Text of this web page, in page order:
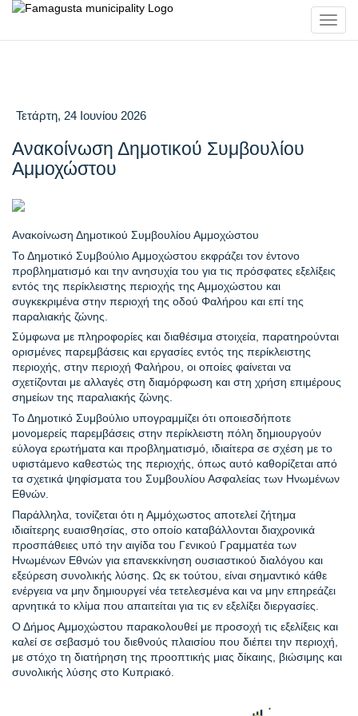
Τετάρτη, 24 Ιουνίου 2026
Ανακοίνωση Δημοτικού Συμβουλίου
Αμμοχώστου
Ανακοίνωση Δημοτικού Συμβουλίου Αμμοχώστου
Το Δημοτικό Συμβούλιο Αμμοχώστου εκφράζει τον έντονο
προβληματισμό και την ανησυχία του για τις πρόσφατες εξελίξεις
εντός της περίκλειστης περιοχής της Αμμοχώστου και
συγκεκριμένα στην περιοχή της οδού Φαλήρου και επί της
παραλιακής ζώνης.
Σύμφωνα με πληροφορίες και διαθέσιμα στοιχεία, παρατηρούνται
ορισμένες παρεμβάσεις και εργασίες εντός της περίκλειστης
περιοχής, στην περιοχή Φαλήρου, οι οποίες φαίνεται να
σχετίζονται με αλλαγές στη διαμόρφωση και στη χρήση επιμέρους
σημείων της παραλιακής ζώνης.
Το Δημοτικό Συμβούλιο υπογραμμίζει ότι οποιεσδήποτε
μονομερείς παρεμβάσεις στην περίκλειστη πόλη δημιουργούν
εύλογα ερωτήματα και προβληματισμό, ιδιαίτερα σε σχέση με το
υφιστάμενο καθεστώς της περιοχής, όπως αυτό καθορίζεται από
τα σχετικά ψηφίσματα του Συμβουλίου Ασφαλείας των Ηνωμένων
Εθνών.
Παράλληλα, τονίζεται ότι η Αμμόχωστος αποτελεί ζήτημα
ιδιαίτερης ευαισθησίας, στο οποίο καταβάλλονται διαχρονικά
προσπάθειες υπό την αιγίδα του Γενικού Γραμματέα των
Ηνωμένων Εθνών για επανεκκίνηση ουσιαστικού διαλόγου και
εξεύρεση συνολικής λύσης. Ως εκ τούτου, είναι σημαντικό κάθε
ενέργεια να μην δημιουργεί νέα τετελεσμένα και να μην επηρεάζει
αρνητικά το κλίμα που απαιτείται για τις εν εξελίξει διεργασίες.
Ο Δήμος Αμμοχώστου παρακολουθεί με προσοχή τις εξελίξεις και
καλεί σε σεβασμό του διεθνούς πλαισίου που διέπει την περιοχή,
με στόχο τη διατήρηση της προοπτικής μιας δίκαιης, βιώσιμης και
συνολικής λύσης στο Κυπριακό.